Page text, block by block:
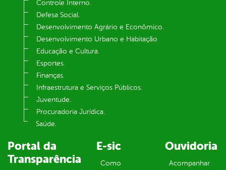
Controle Interno.
Defesa Social.
Desenvolvimento Agrário e Econômico.
Desenvolvimento Urbano e Habitação
Educação e Cultura.
Esportes.
Finanças.
Infraestrutura e Serviços Públicos.
Juventude.
Procuradoria Jurídica.
Saúde.
Portal da
Transparência
E-sic
Como
Ouvidoria
Acompanhar